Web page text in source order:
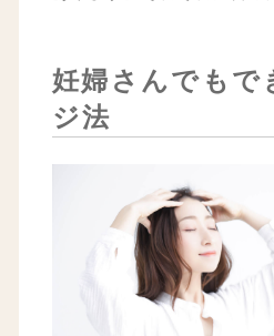
妊婦さんでもで
ジ法